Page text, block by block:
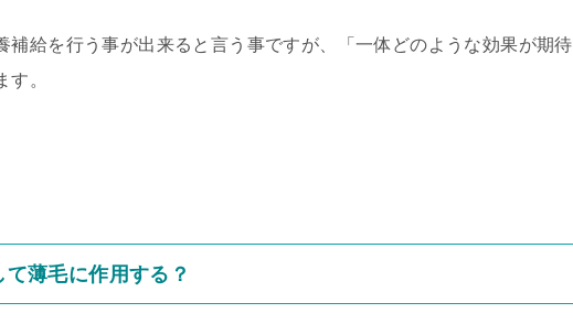
補給を行う事が出来ると言う事ですが、「一体どのような効果が期待
。
薄毛に作用する？